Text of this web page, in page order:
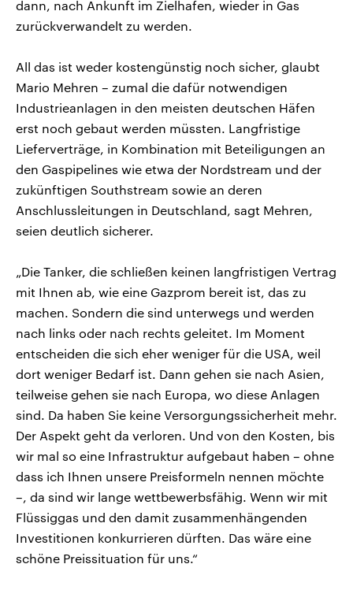
dann, nach Ankunft im Zielhafen, wieder in Gas
zurückverwandelt zu werden.
All das ist weder kostengünstig noch sicher, glaubt
Mario Mehren – zumal die dafür notwendigen
Industrieanlagen in den meisten deutschen Häfen
erst noch gebaut werden müssten. Langfristige
Lieferverträge, in Kombination mit Beteiligungen an
den Gaspipelines wie etwa der Nordstream und der
zukünftigen Southstream sowie an deren
Anschlussleitungen in Deutschland, sagt Mehren,
seien deutlich sicherer.
„Die Tanker, die schließen keinen langfristigen Vertrag
mit Ihnen ab, wie eine Gazprom bereit ist, das zu
machen. Sondern die sind unterwegs und werden
nach links oder nach rechts geleitet. Im Moment
entscheiden die sich eher weniger für die USA, weil
dort weniger Bedarf ist. Dann gehen sie nach Asien,
teilweise gehen sie nach Europa, wo diese Anlagen
sind. Da haben Sie keine Versorgungssicherheit mehr.
Der Aspekt geht da verloren. Und von den Kosten, bis
wir mal so eine Infrastruktur aufgebaut haben – ohne
dass ich Ihnen unsere Preisformeln nennen möchte
–, da sind wir lange wettbewerbsfähig. Wenn wir mit
Flüssiggas und den damit zusammenhängenden
Investitionen konkurrieren dürften. Das wäre eine
schöne Preissituation für uns.“